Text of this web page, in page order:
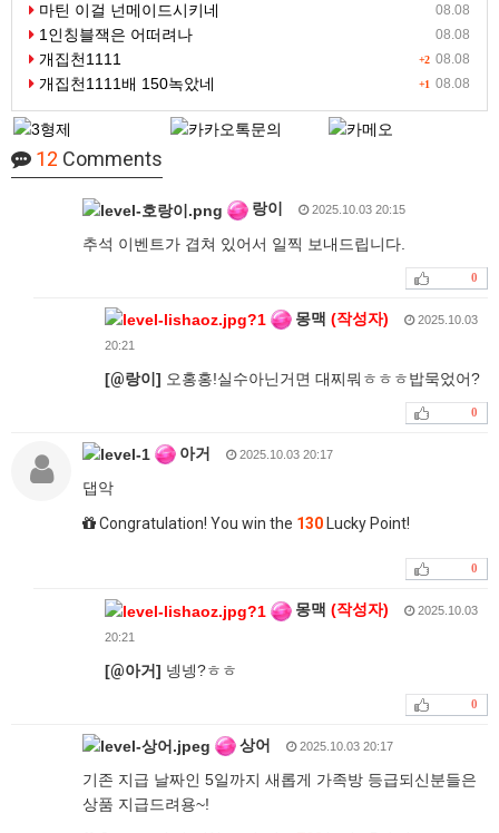
08.08
마틴 이걸 넌메이드시키네
08.08
1인칭블잭은 어떠려나
+2 08.08
개집천1111
+1 08.08
개집천1111배 150녹았네
12 Comments
랑이 2025.10.03 20:15
추석 이벤트가 겹쳐 있어서 일찍 보내드립니다.
0
몽맥 (작성자)
2025.10.03
20:21
[@랑이] 오홍홍!실수아닌거면 대찌뭐ㅎㅎㅎ밥묵었어?
0
아거 2025.10.03 20:17
댑악
Congratulation! You win the 130 Lucky Point!
0
몽맥 (작성자)
2025.10.03
20:21
[@아거] 넹넹?ㅎㅎ
0
상어 2025.10.03 20:17
기존 지급 날짜인 5일까지 새롭게 가족방 등급되신분들은
상품 지급드려용~!